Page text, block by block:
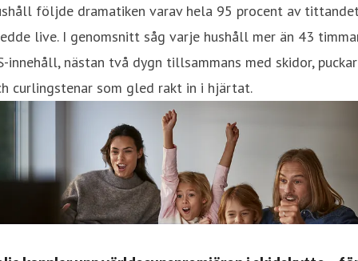
följde dramatiken varav hela 95 procent av
live. I genomsnitt såg varje hushåll mer än 43
innehåll, nästan två dygn tillsammans med skidor, puckar
curlingstenar som gled rakt in i hjärtat.